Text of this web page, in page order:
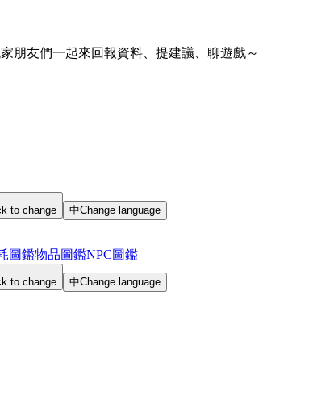
朋友們一起來回報資料、提建議、聊遊戲～
to change 中Change language
圖鑑物品圖鑑NPC圖鑑
to change 中Change language